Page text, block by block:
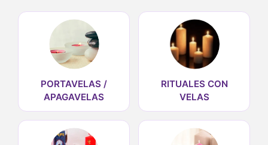
PORTAVELAS /
APAGAVELAS
RITUALES CON
VELAS